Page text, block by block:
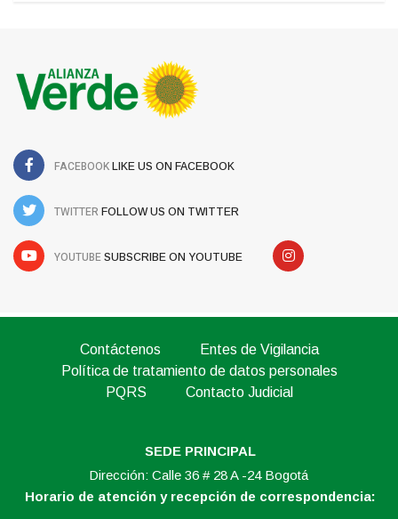
FACEBOOK LIKE US ON FACEBOOK
TWITTER FOLLOW US ON TWITTER
YOUTUBE SUBSCRIBE ON YOUTUBE
Contáctenos
Entes de Vigilancia
Política de tratamiento de datos personales
PQRS
Contacto Judicial
SEDE PRINCIPAL
Dirección: Calle 36 # 28 A -24 Bogotá
Horario de atención y recepción de correspondencia: